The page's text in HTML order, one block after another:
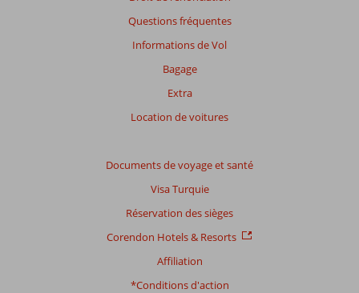
Questions fréquentes
Informations de Vol
Bagage
Extra
Location de voitures
Documents de voyage et santé
Visa Turquie
Réservation des sièges
Corendon Hotels & Resorts
Affiliation
*Conditions d'action